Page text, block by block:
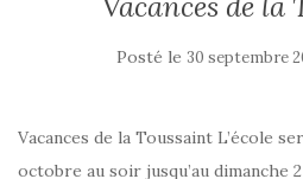
Posté le 30 septembre
Vacances de la Toussaint L’école
octobre au soir jusqu’au dimanche